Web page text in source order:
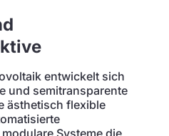
entwickelt sich
und semitransparente
ästhetisch flexible
Systeme die